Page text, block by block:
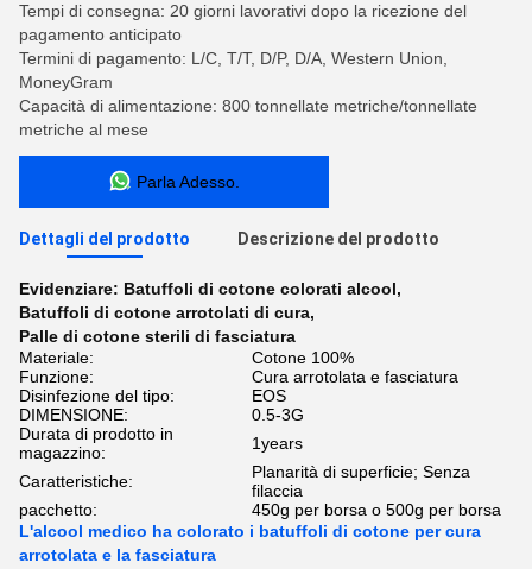
Tempi di consegna: 20 giorni lavorativi dopo la ricezione del
pagamento anticipato
Termini di pagamento: L/C, T/T, D/P, D/A, Western Union,
MoneyGram
Capacità di alimentazione: 800 tonnellate metriche/tonnellate
metriche al mese
Parla Adesso.
Dettagli del prodotto Descrizione del prodotto
Evidenziare: Batuffoli di cotone colorati alcool,
Batuffoli di cotone arrotolati di cura,
Palle di cotone sterili di fasciatura
Materiale:
Cotone 100%
Funzione:
Cura arrotolata e fasciatura
Disinfezione del tipo:
EOS
DIMENSIONE:
0.5-3G
Durata di prodotto in
magazzino:
1years
Caratteristiche:
Planarità di superficie; Senza
filaccia
pacchetto:
450g per borsa o 500g per borsa
L'alcool medico ha colorato i batuffoli di cotone per cura
arrotolata e la fasciatura